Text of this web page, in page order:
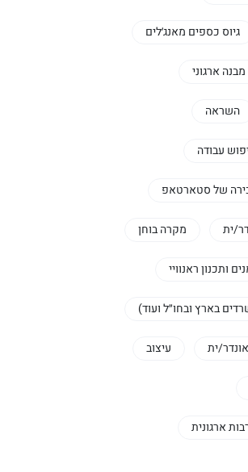
גיוס כספים מאנג׳לים
ארגוני
השראה
עבודה
של סטארטאפ
ית מקרה בוחן
ותכנון ראנוויי
בארץ ובחו״ל ועוד)
ית עיצוב
ארגונית